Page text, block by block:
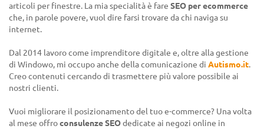
articoli per finestre. La mia specialità è fare SEO per ecommerce
che, in parole povere, vuol dire farsi trovare da chi naviga su
internet.
Dal 2014 lavoro come imprenditore digitale e, oltre alla gestione
di Windowo, mi occupo anche della comunicazione di Autismo.it.
Creo contenuti cercando di trasmettere più valore possibile ai
nostri clienti.
Vuoi migliorare il posizionamento del tuo e-commerce? Una volta
al mese offroconsulenze SEOdedicate ai negozi online in